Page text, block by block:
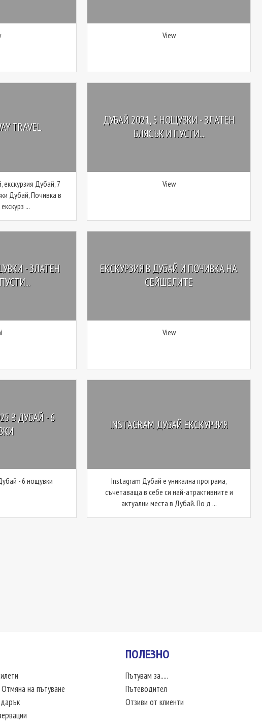
View
TRAVEL
Дубай, 7
Дубай, Почивка в
...
ДУБАЙ 2021, 5 НОЩУВКИ - ЗЛАТЕН
БЛЯСЪК И ПУСТИ...
View
- ЗЛАТЕН
ЕКСКУРЗИЯ В ДУБАЙ И ПОЧИВКА НА
СЕЙШЕЛИТЕ
View
В ДУБАЙ - 6
- 6 нощувки
INSTAGRAM ДУБАЙ ЕКСКУРЗИЯ
Instagram Дубай е уникална програма,
съчетаваща в себе си най-атрактивните и
актуални места в Дубай. По д ...
на пътуване
ПОЛЕЗНО
Пътувам за.....
Пътеводител
Отзиви от клиенти